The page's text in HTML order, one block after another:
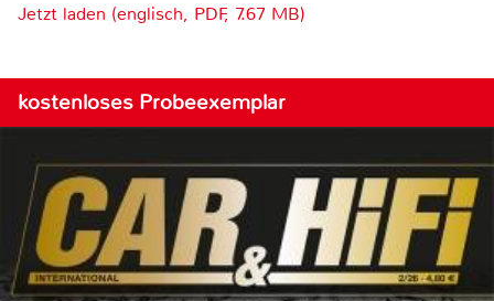
Jetzt laden (englisch, PDF, 7.67 MB)
kostenloses Probeexemplar